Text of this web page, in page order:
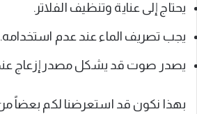
يحتاج إلى عناية وتنظيف الفلاتر.
يجب تصريف الماء عند عدم استخدامه.
يصدر صوت قد يشكل مصدر إزعاج
بهذا نكون قد استعرضنا لكم بعضاً